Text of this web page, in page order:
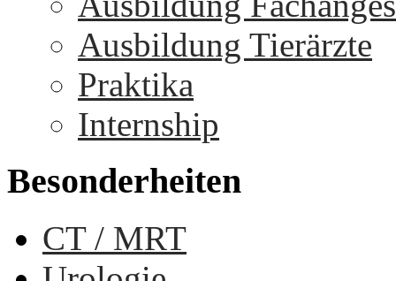
Ausbildung Tierärzte
Praktika
Internship
Besonderheiten
CT / MRT